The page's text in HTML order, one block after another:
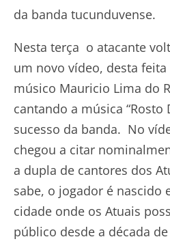
da banda tucunduvense.
Nesta terça o atacante
um novo vídeo, desta
músico Mauricio Lima do
cantando a música “Rosto
sucesso da banda. No
chegou a citar
a dupla de cantores dos
sabe, o jogador é nascido
cidade onde os Atuais
público desde a década de